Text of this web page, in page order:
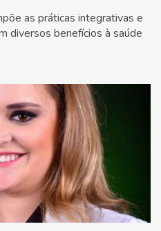
as práticas integrativas e
diversos benefícios à saúde